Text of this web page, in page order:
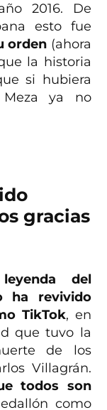
2016. De
esto fue
orden (ahora
la historia
si hubiera
Meza ya no
gracias
del
ha revivido
TikTok, en
que tuvo la
de los
Villagrán.
todos son
como